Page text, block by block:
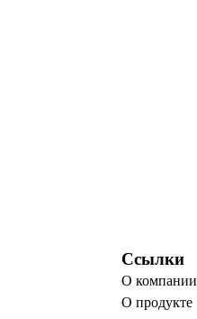
Ссылки
О компании
О продукте